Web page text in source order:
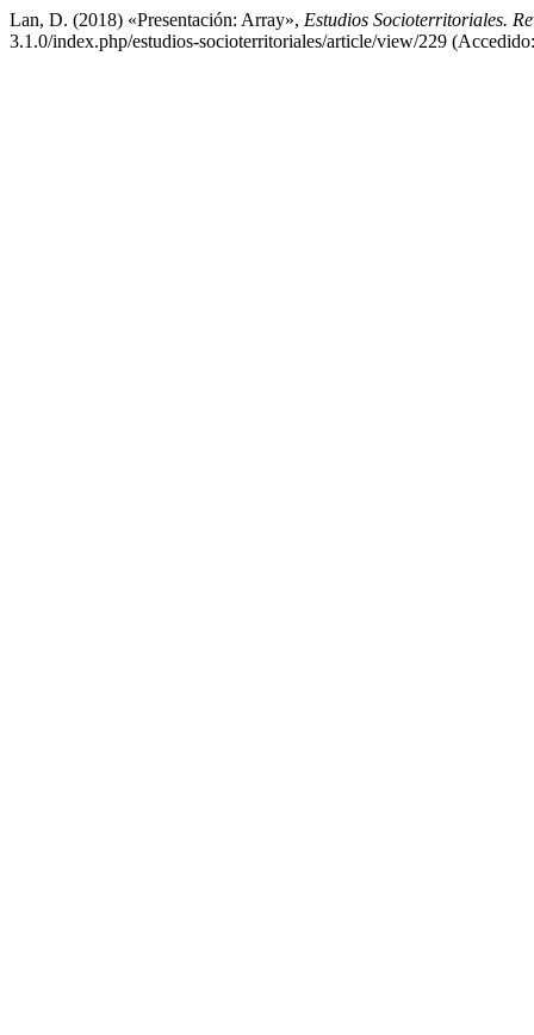
Lan, D. (2018) «Presentación: Array», Estudios Socioterritoriales.
3.1.0/index.php/estudios-socioterritoriales/article/view/229